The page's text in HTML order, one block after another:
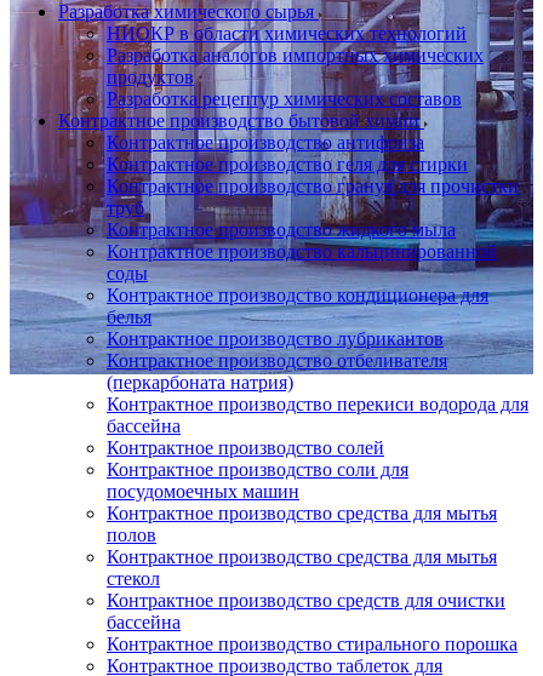
Разработка химического сырья
НИОКР в области химических технологий
Разработка аналогов импортных химических
продуктов
Разработка рецептур химических составов
Контрактное производство бытовой химии
Контрактное производство антифриза
Контрактное производство геля для стирки
Контрактное производство гранул для прочистки
труб
Контрактное производство жидкого мыла
Контрактное производство кальцинированной
соды
Контрактное производство кондиционера для
белья
Контрактное производство лубрикантов
Контрактное производство отбеливателя
(перкарбоната натрия)
Контрактное производство перекиси водорода для
бассейна
Контрактное производство солей
Контрактное производство соли для
посудомоечных машин
Контрактное производство средства для мытья
полов
Контрактное производство средства для мытья
стекол
Контрактное производство средств для очистки
бассейна
Контрактное производство стирального порошка
Контрактное производство таблеток для